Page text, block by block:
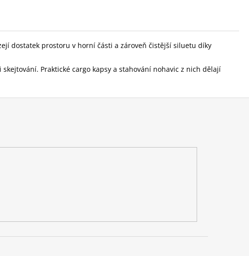
dostatek prostoru v horní části a zároveň čistější siluetu díky
Praktické cargo kapsy a stahování nohavic z nich dělají